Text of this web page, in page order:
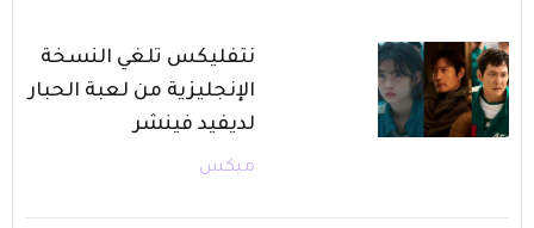
نتفليكس تلغي النسخة
الإنجليزية من لعبة الحبار
لديفيد فينشر
ميكس